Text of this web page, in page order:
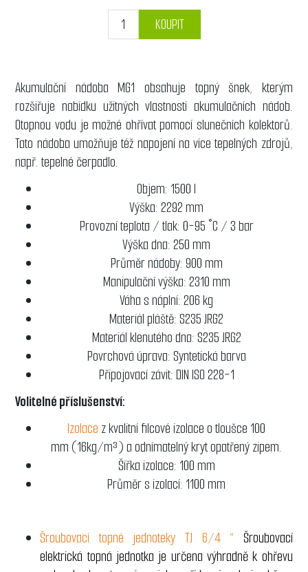
KOUPIT
Akumulační nádoba MG1 obsahuje topný šnek, kterým
rozšiřuje nabídku užitných vlastností akumulačních nádob.
Otopnou vodu je možné ohřívat pomocí slunečních kolektorů.
Tato nádoba umožňuje též napojení na více tepelných zdrojů,
např. tepelné čerpadlo.
Objem: 1500 l
Výška: 2292 mm
Provozní teplota / tlak: 0-95 °C / 3 bar
Výška dna: 250 mm
Průměr nádoby: 900 mm
Manipulační výška: 2310 mm
Váha s náplní: 206 kg
Materiál pláště: S235 JRG2
Materiál klenutého dna: S235 JRG2
Povrchová úprava: Syntetická barva
Připojovací závit: DIN ISO 228-1
Volitelné příslušenství:
Izolace z kvalitní filcové izolace o tloušce 100
mm (16kg/m³) a odnímatelný kryt opatřený zipem.
Šířka izolace: 100 mm
Průměr s izolací: 1100 mm
Šroubovací topné jednoteky TJ 6/4 “ Šroubovací
elektrická topná jednotka je určena výhradně k ohřevu